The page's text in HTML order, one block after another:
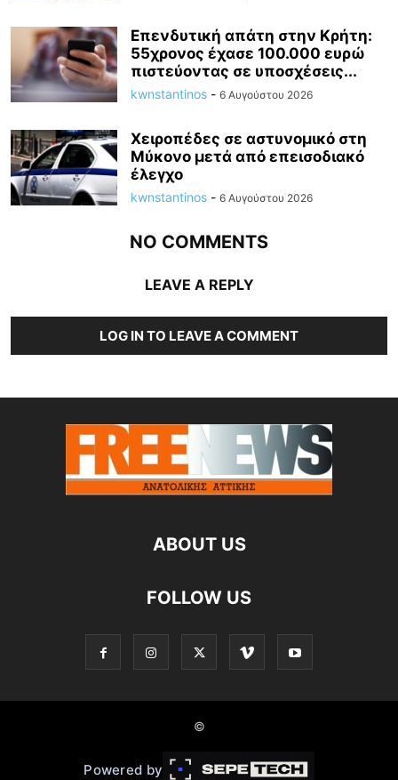
Επενδυτική απάτη στην Κρήτη:
55χρονος έχασε 100.000 ευρώ
πιστεύοντας σε υποσχέσεις...
kwnstantinos - 6 Αυγούστου 2026
Χειροπέδες σε αστυνομικό στη
Μύκονο μετά από επεισοδιακό
έλεγχο
kwnstantinos - 6 Αυγούστου 2026
NO COMMENTS
LEAVE A REPLY
LOG IN TO LEAVE A COMMENT
ABOUT US
FOLLOW US
©
Powered by